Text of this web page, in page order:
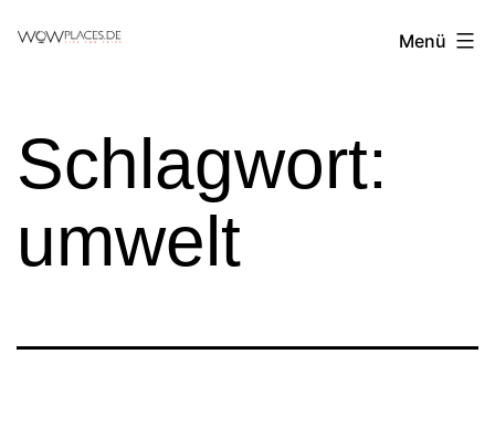
Reiseblog
Menü
Schlagwort:
umwelt